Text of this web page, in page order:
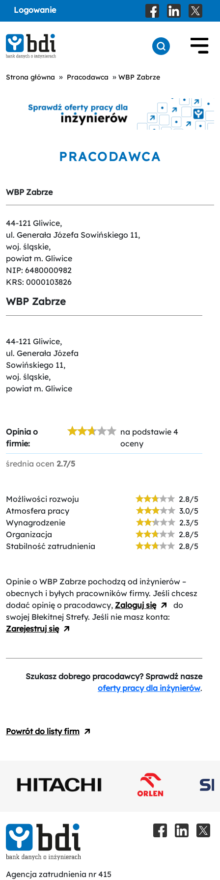
Logowanie
Strona główna » Pracodawca » WBP Zabrze
PRACODAWCA
WBP Zabrze
44-121 Gliwice,
ul. Generała Józefa Sowińskiego 11,
woj. śląskie,
powiat m. Gliwice
NIP: 6480000982
KRS: 0000103826
WBP Zabrze
44-121 Gliwice,
ul. Generała Józefa
Sowińskiego 11,
woj. śląskie,
powiat m. Gliwice
Opinia o
firmie:
na podstawie 4
oceny
średnia ocen 2.7/5
Możliwości rozwoju
2.8/5
Atmosfera pracy
3.0/5
Wynagrodzenie
2.3/5
Organizacja
2.8/5
Stabilność zatrudnienia
2.8/5
Opinie o WBP Zabrze pochodzą od inżynierów –
obecnych i byłych pracowników firmy. Jeśli chcesz
dodać opinię o pracodawcy, Zaloguj się
do
swojej Błekitnej Strefy. Jeśli nie masz konta:
Zarejestruj się
Szukasz dobrego pracodawcy? Sprawdź nasze
oferty pracy dla inżynierów.
Powrót do listy firm
Agencja zatrudnienia nr 415